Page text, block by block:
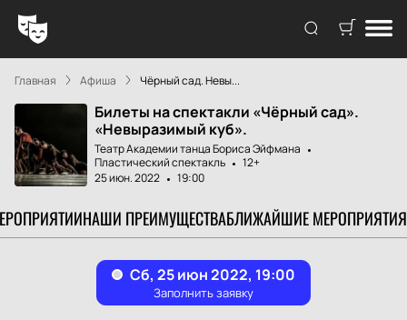
Главная Афиша Чёрный сад. Невы...
Билеты на спектакли «Чёрный сад».
«Невыразимый куб».
Театр Академии танца Бориса Эйфмана
Пластический спектакль
12+
25 июн. 2022
19:00
НАШИ ПРЕИМУЩЕСТВАБЛИЖАЙШИЕ МЕРОПРИЯТИЯ